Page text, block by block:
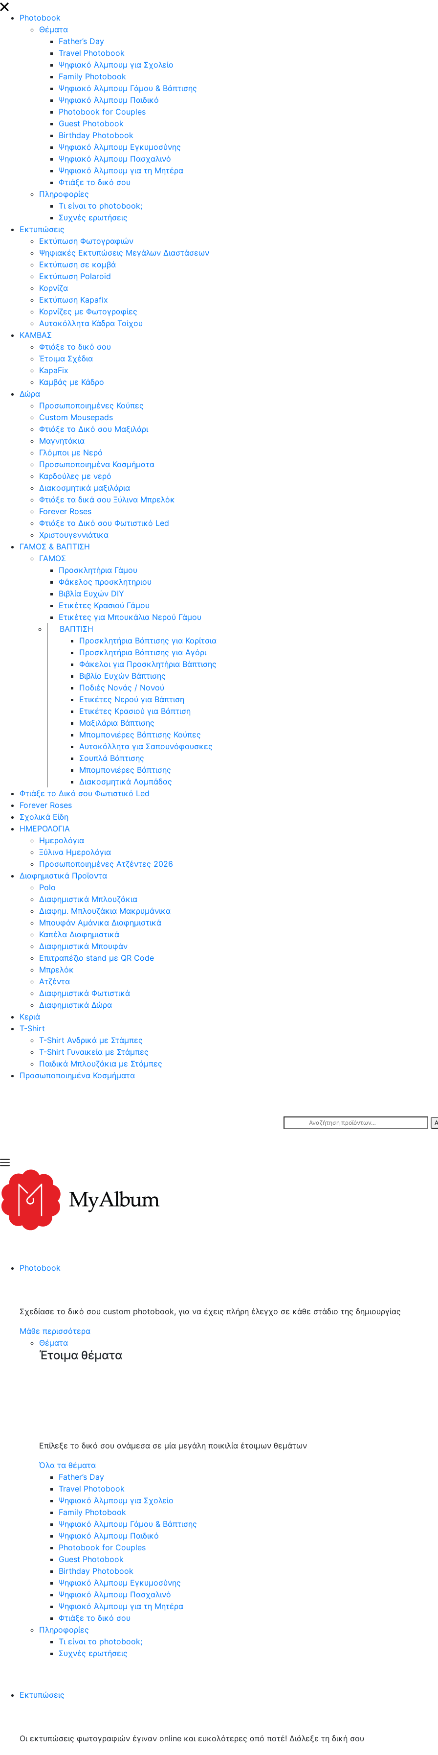
close
Photobook
Θέματα
Father’s Day
Travel Photobook
Ψηφιακό Άλμπουμ για Σχολείο
Family Photobook
Ψηφιακό Άλμπουμ Γάμου & Βάπτισης
Ψηφιακό Άλμπουμ Παιδικό
Photobook for Couples
Guest Photobook
Birthday Photobook
Ψηφιακό Άλμπουμ Εγκυμοσύνης
Ψηφιακό Άλμπουμ Πασχαλινό
Ψηφιακό Άλμπουμ για τη Μητέρα
Φτιάξε το δικό σου
Πληροφορίες
Τι είναι το photobook;
Συχνές ερωτήσεις
Εκτυπώσεις
Εκτύπωση Φωτογραφιών
Ψηφιακές Εκτυπώσεις Μεγάλων Διαστάσεων
Εκτύπωση σε καμβά
Εκτύπωση Polaroid
Κορνίζα
Εκτύπωση Kapafix
Κορνίζες με Φωτογραφίες
Αυτοκόλλητα Κάδρα Τοίχου
ΚΑΜΒΑΣ
Φτιάξε το δικό σου
Έτοιμα Σχέδια
KapaFix
Καμβάς με Κάδρο
Δώρα
Προσωποποιημένες Κούπες
Custom Mousepads
Φτιάξε το Δικό σου Μαξιλάρι
Μαγνητάκια
Γλόµποι µε Νερό
Προσωποποιημένα Κοσμήματα
Καρδούλες με νερό
Διακοσμητικά μαξιλάρια
Φτιάξε τα δικά σου Ξύλινα Μπρελόκ
Forever Roses
Φτιάξε το Δικό σου Φωτιστικό Led
Χριστουγεννιάτικα
ΓΑΜΟΣ & ΒΑΠΤΙΣΗ
ΓΑΜΟΣ
Προσκλητήρια Γάμου
Φάκελος προσκλητηριου
Βιβλία Ευχών DIY
Ετικέτες Κρασιού Γάμου
Ετικέτες για Μπουκάλια Νερού Γάμου
ΒΑΠΤΙΣΗ
Προσκλητήρια Βάπτισης για Κορίτσια
Προσκλητήρια Βάπτισης για Αγόρι
Φάκελοι για Προσκλητήρια Βάπτισης
Βιβλίο Ευχών Βάπτισης
Ποδιές Νονάς / Νονού
Ετικέτες Νερού για Βάπτιση
Ετικέτες Κρασιού για Βάπτιση
Μαξιλάρια Βάπτισης
Μπομπονιέρες Βάπτισης Κούπες
Αυτοκόλλητα για Σαπουνόφουσκες
Σουπλά Βάπτισης
Μπομπονιέρες Βάπτισης
Διακοσμητικά Λαμπάδας
Φτιάξε το Δικό σου Φωτιστικό Led
Forever Roses
Σχολικά Είδη
ΗΜΕΡΟΛΟΓΙΑ
Ημερολόγια
Ξύλινα Ημερολόγια
Προσωποποιημένες Ατζέντες 2026
Διαφημιστικά Προϊοντα
Polo
Διαφημιστικά Μπλουζάκια
Διαφημ. Μπλουζάκια Μακρυμάνικα
Μπουφάν Αμάνικα Διαφημιστικά
Καπέλα Διαφημιστικά
Διαφημιστικά Μπουφάν
Επιτραπέζιο stand με QR Code
Μπρελόκ
Ατζέντα
Διαφημιστικά Φωτιστικά
Διαφημιστικά Δώρα
Κεριά
T-Shirt
T-Shirt Ανδρικά με Στάμπες
T-Shirt Γυναικεία με Στάμπες
Παιδικά Μπλουζάκια με Στάμπες
Προσωποποιημένα Κοσμήματα
Αναζήτηση
open
Photobook
Σχεδίασε το δικό σου custom photobook, για να έχεις πλήρη έλεγχο σε κάθε στάδιο της δημιουργίας
Μάθε περισσότερα
Θέματα
Έτοιμα θέματα
Επίλεξε το δικό σου ανάμεσα σε μία μεγάλη ποικιλία έτοιμων θεμάτων
Όλα τα θέματα
Father’s Day
Travel Photobook
Ψηφιακό Άλμπουμ για Σχολείο
Family Photobook
Ψηφιακό Άλμπουμ Γάμου & Βάπτισης
Ψηφιακό Άλμπουμ Παιδικό
Photobook for Couples
Guest Photobook
Birthday Photobook
Ψηφιακό Άλμπουμ Εγκυμοσύνης
Ψηφιακό Άλμπουμ Πασχαλινό
Ψηφιακό Άλμπουμ για τη Μητέρα
Φτιάξε το δικό σου
Πληροφορίες
Τι είναι το photobook;
Συχνές ερωτήσεις
Εκτυπώσεις
Οι εκτυπώσεις φωτογραφιών έγιναν online και ευκολότερες από ποτέ! Διάλεξε τη δική σου